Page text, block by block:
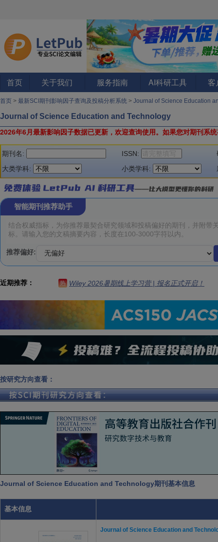
首页 关于我们 服务指南 AI科研工具 客
首页 > 最新SCI期刊影响因子查询及投稿分析系统 > Journal of Science Education
Journal of Science Education and Technology
2026年6月最新影响因子数据已更新，欢迎查询使用。 如果您对期刊系
期刊名: ISSN:
大类学科:
小类学科:
智能期刊推荐助手
推荐偏好:
近期推荐： 热 Wiley 2026暑期线上学习营 | 报名正式开启！
按研究方向查看：
Journal of Science Education and Technology期刊基本信息
基本信息
Journal of Science Education and